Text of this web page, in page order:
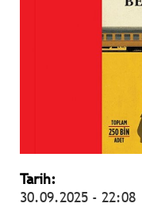
Tarih:
30.09.2025 - 22:08